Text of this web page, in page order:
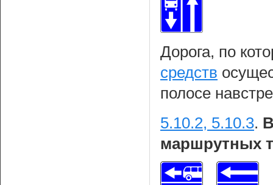
Дорога, по
средств
полосе
5.10.2, 5.10.3.
маршрутных